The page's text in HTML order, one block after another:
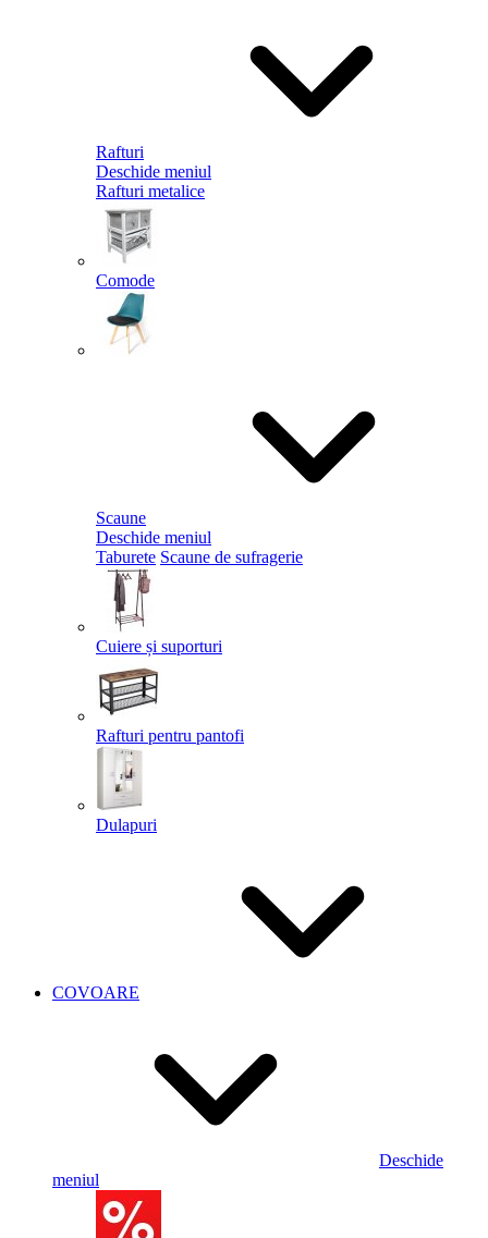
Rafturi
Deschide meniul
Rafturi metalice
Comode
Scaune
Deschide meniul
Taburete Scaune de sufragerie
Cuiere și suporturi
Rafturi pentru pantofi
Dulapuri
COVOARE
Deschide
meniul